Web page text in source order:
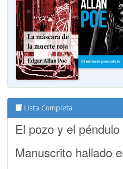
Lista Completa
El pozo y el péndulo
Manuscrito hallado